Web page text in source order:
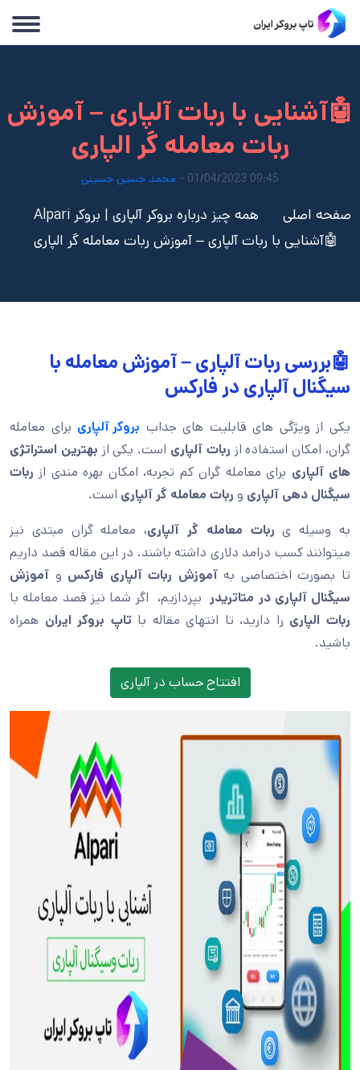
🤖آشنایی با ربات آلپاری – آموزش
ربات معامله گر الپاری
09:45 01/04/2023 - محمد حسین حسینی
صفحه اصلی
همه چیز درباره بروکر آلپاری | بروکر Alpari
🤖آشنایی با ربات آلپاری – آموزش ربات معامله گر الپاری
🤖بررسی ربات آلپاری – آموزش معامله با
سیگنال آلپاری در فارکس
یکی از ویژگی های قابلیت های جداب بروکر آلپاری برای معامله
گران، امکان استفاده از ربات آلپاری است. یکی از بهترین استراتژی
های آلپاری برای معامله گران کم تجربه، امکان بهره مندی از ربات
سیگنال دهی آلپاری و ربات معامله گر آلپاری است.
به وسیله ی ربات معامله گر آلپاری، معامله گران مبتدی نیز
میتوانند کسب درامد دلاری داشته باشند. در این مقاله قصد داریم
تا بصورت اختصاصی بهآموزش ربات آلپاری فارکس و آموزش
سیگنال آلپاری در متاتریدر بپردازیم، اگر شما نیز قصد معامله با
ربات الپاری را دارید، تا انتهای مقاله با تاپ بروکر ایران همراه
باشید.
افتتاح حساب در آلپاری